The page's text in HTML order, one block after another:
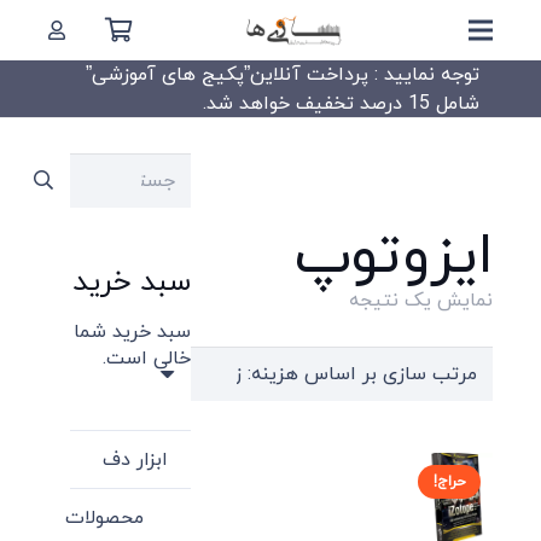
توجه نمایید : پرداخت آنلاین”پکیج های آموزشی”
شامل 15 درصد تخفیف خواهد شد.
ایزوتوپ
نمایش یک نتیجه
حراج!
جستجو
سبد خرید
سبد خرید شما
خالی است.
ابزار دف
محصولات